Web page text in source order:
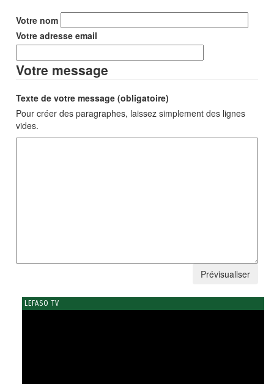
Votre nom
Votre adresse email
Votre message
Texte de votre message (obligatoire)
Pour créer des paragraphes, laissez simplement des lignes
vides.
LEFASO TV